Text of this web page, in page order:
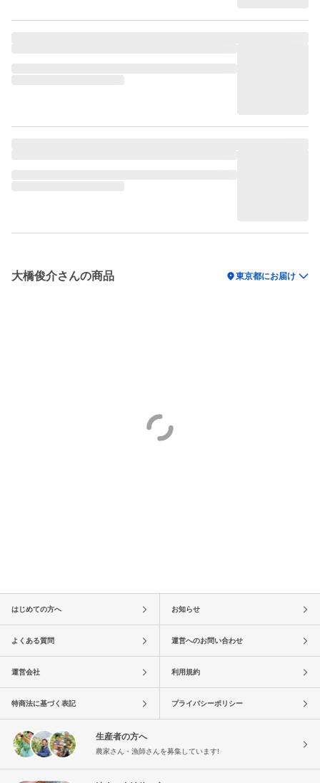
大橋俊介さんの商品 location_on東京都にお届け
はじめての方へ お知らせ
よくある質問 運営へのお問い合わせ
運営会社 利用規約
特商法に基づく表記 プライバシーポリシー
生産者の方へ
農家さん・漁師さんを募集しています!